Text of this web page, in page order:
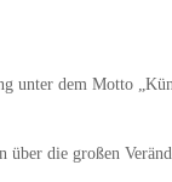
unter dem Motto
über die großen